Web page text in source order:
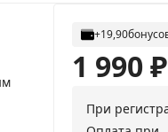
+19,90
1 990₽
При